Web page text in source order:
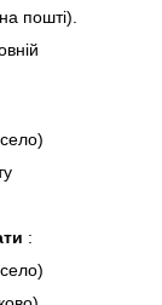
пошті).
: